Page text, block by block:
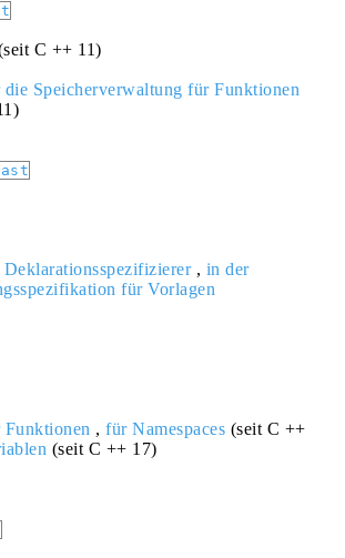
C ++ 11)
die Speicherverwaltung für Funktionen
Deklarationsspezifizierer, in der
für Vorlagen
Funktionen , für Namespaces (seit C ++
(seit C ++ 17)